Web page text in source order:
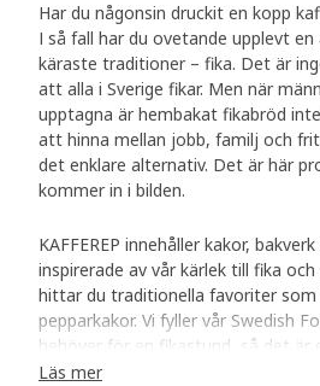
Har du någonsin druckit en kopp
I så fall har du ovetande upplevt en
käraste traditioner – fika. Det är
att alla i Sverige fikar. Men när
upptagna är hembakat fikabröd
att hinna mellan jobb, familj och
det enklare alternativ. Det är här
kommer in i bilden.
KAFFEREP innehåller kakor,
inspirerade av vår kärlek till fika
hittar du traditionella favoriter som
pepparkakor. Vi fyller vår Swedish
behöver för en fikastund, så det
av den omtyckta traditionen.
Läs mer